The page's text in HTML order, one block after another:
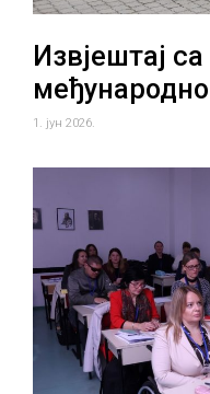
Извјештај
1. јун 2026.